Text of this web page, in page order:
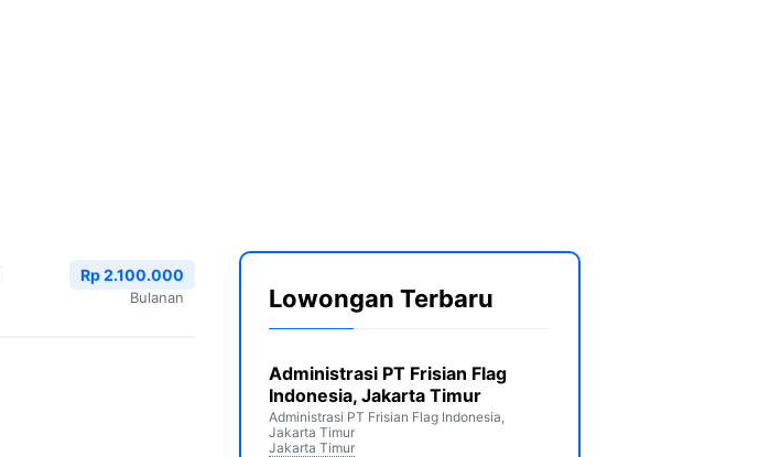
Rp 2.100.000
Bulanan Lowongan Terbaru
Administrasi PT Frisian Flag
Indonesia, Jakarta Timur
Administrasi PT Frisian Flag Indonesia,
Jakarta Timur
Jakarta Timur